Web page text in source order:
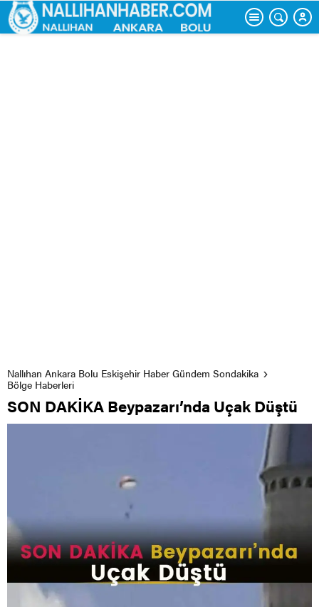
Nallıhan Ankara Bolu Eskişehir Haber Gündem Sondakika
Bölge Haberleri
SON DAKİKA Beypazarı’nda Uçak Düştü